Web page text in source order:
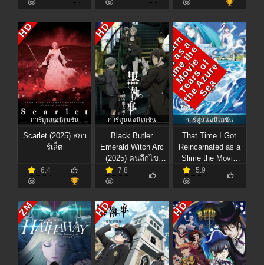
มูฟวี่
HD
การ์ตูนแอนิเมชัน
Scarlet (2025) สกา
ร์เล็ต
6.4
HD
การ์ตูนแอนิเมชัน
Black Butler
Emerald Witch Arc
(2025) คนลึกไข
ปริศนาลับ บทแม่มด
7.8
T
h
a
t
T
i
m
e
I
G
o
t
R
e
i
n
c
ar
n
a
t
e
d
a
sa
S
l
i
m
e
t
h
e
M
o
v
i
e
T
e
a
r
s
o
f
t
h
e
A
z
u
r
e
S
e
a
การ์ตูนแอนิเมชัน
That Time I Got
Reincarnated as a
Slime the Movie
Tears of the Azure
Sea (2026) เกิดใหม่
แล้วเดอะมูฟวี่ ภาค
น้ำตาแห่งห้วงทะเล
คราม
5.9
ZM HD HD